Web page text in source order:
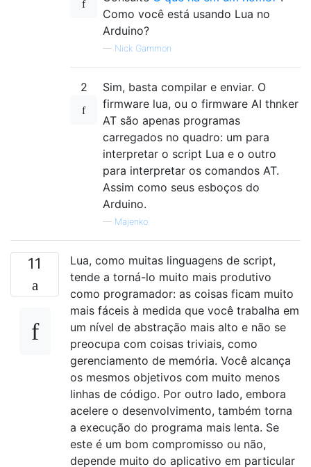
Como você está usando Lua no
Arduino?
— Nick Gammon
2
Sim, basta compilar e enviar. O
firmware lua, ou o firmware AI thnker
AT são apenas programas
carregados no quadro: um para
interpretar o script Lua e o outro
para interpretar os comandos AT.
Assim como seus esboços do
Arduino.
— Majenko
11
Lua, como muitas linguagens de script,
tende a torná-lo muito mais produtivo
como programador: as coisas ficam muito
mais fáceis à medida que você trabalha em
um nível de abstração mais alto e não se
preocupa com coisas triviais, como
gerenciamento de memória. Você alcança
os mesmos objetivos com muito menos
linhas de código. Por outro lado, embora
acelere o desenvolvimento, também torna
a execução do programa mais lenta. Se
este é um bom compromisso ou não,
depende muito do aplicativo em particular